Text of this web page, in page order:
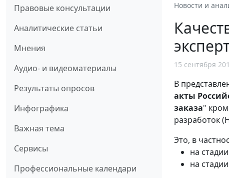
Правовые консультации
Аналитические статьи
Мнения
Аудио- и видеоматериалы
Результаты опросов
Инфографика
Важная тема
Сервисы
Профессиональные календари
Новости и
15 сентября
В
акты
заказа"
разработок
Это, в
на
на